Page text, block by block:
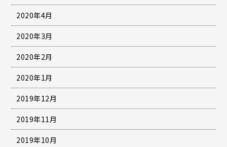
2020年4月
2020年3月
2020年2月
2020年1月
2019年12月
2019年11月
2019年10月